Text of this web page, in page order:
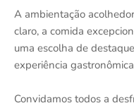
A ambientação
claro, a comida
uma escolha de
experiência
Convidamos todos a